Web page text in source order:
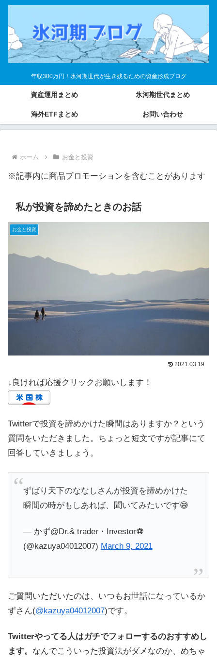
年収300万円！氷河期世代が生き残るための資産形成ブログ
資産運用まとめ 氷河期世代まとめ
海外ETFまとめ お問い合わせ
ホーム お金と投資
※記事内に商品プロモーションを含むことがあります
私が投資を諦めたときのお話
お金と投資
2021.03.19
↓良ければ応援クリックお願いします！
Twitterで投資を諦めかけた瞬間はありますか？という
質問をいただきました。ちょっと短文ですが記事にて
回答していきましょう。
ずばり天下のななしさんが投資を諦めかけた
瞬間の時がもしあれば、聞いてみたいです😅
— かず@Dr.& trader・Investor⚽
(@kazuya04012007) March 9, 2021
ご質問いただいたのは、いつもお世話になっているか
ずさん(@kazuya04012007)です。
Twitterやってる人はガチでフォローするのおすすめし
ます。 なんでこういった投資法がダメなのか、めちゃ